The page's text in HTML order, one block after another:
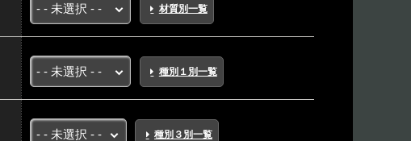
材質別一覧
種別１別一覧
種別３別一覧